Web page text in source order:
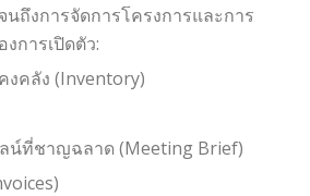
นถึงการจัดการโครงการและการ
การเปิดตัว:
งคลัง (Inventory)
น์ที่ชาญฉลาด (Meeting Brief)